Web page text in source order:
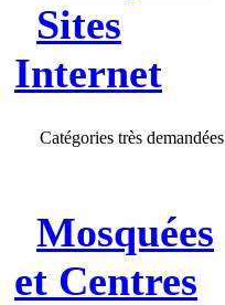
Sites
Internet
Catégories très demandées
Mosquées
et Centres